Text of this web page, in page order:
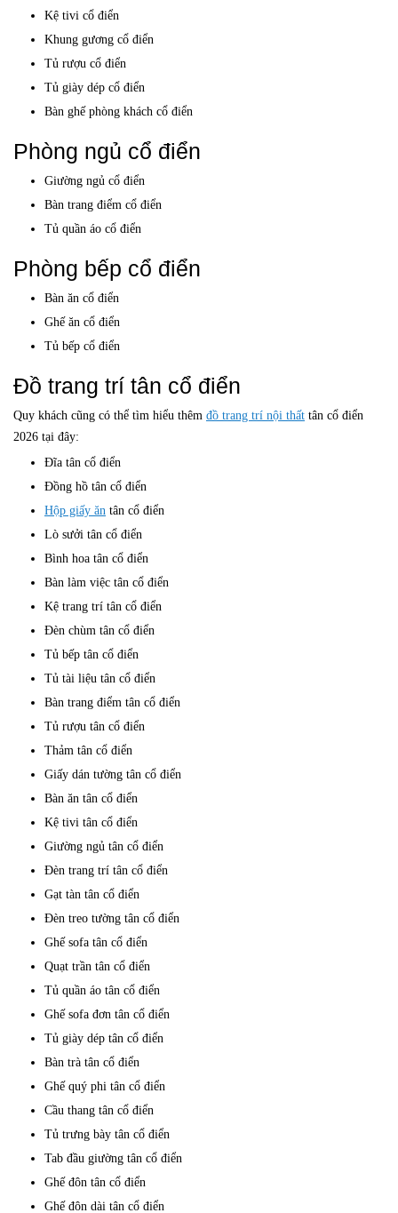
Kệ tivi cổ điển
Khung gương cổ điển
Tủ rượu cổ điển
Tủ giày dép cổ điển
Bàn ghế phòng khách cổ điển
Phòng ngủ cổ điển
Giường ngủ cổ điển
Bàn trang điểm cổ điển
Tủ quần áo cổ điển
Phòng bếp cổ điển
Bàn ăn cổ điển
Ghế ăn cổ điển
Tủ bếp cổ điển
Đồ trang trí tân cổ điển
Quy khách cũng có thể tìm hiểu thêm đồ trang trí nội thất tân cổ điển
2026 tại đây:
Đĩa tân cổ điển
Đồng hồ tân cổ điển
Hộp giấy ăn tân cổ điển
Lò sưởi tân cổ điển
Bình hoa tân cổ điển
Bàn làm việc tân cổ điển
Kệ trang trí tân cổ điển
Đèn chùm tân cổ điển
Tủ bếp tân cổ điển
Tủ tài liệu tân cổ điển
Bàn trang điểm tân cổ điển
Tủ rượu tân cổ điển
Thảm tân cổ điển
Giấy dán tường tân cổ điển
Bàn ăn tân cổ điển
Kệ tivi tân cổ điển
Giường ngủ tân cổ điển
Đèn trang trí tân cổ điển
Gạt tàn tân cổ điển
Đèn treo tường tân cổ điển
Ghế sofa tân cổ điển
Quạt trần tân cổ điển
Tủ quần áo tân cổ điển
Ghế sofa đơn tân cổ điển
Tủ giày dép tân cổ điển
Bàn trà tân cổ điển
Ghế quý phi tân cổ điển
Cầu thang tân cổ điển
Tủ trưng bày tân cổ điển
Tab đầu giường tân cổ điển
Ghế đôn tân cổ điển
Ghế đôn dài tân cổ điển